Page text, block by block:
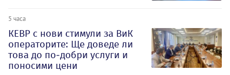
5 часа
КЕВР с нови стимули за ВиК
операторите: Ще доведе ли
това до по-добри услуги и
поносими цени